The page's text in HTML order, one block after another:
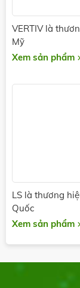
VERTIV là
Mỹ
Xem sản phẩm
LS là thương
Quốc
Xem sản phẩm